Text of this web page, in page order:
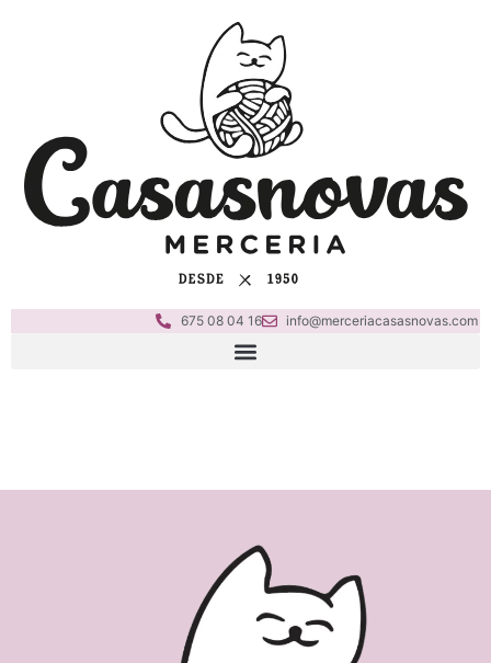
675 08 04 16 info@merceriacasasnovas.com